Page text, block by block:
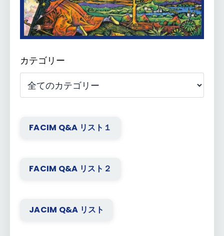
カテゴリー
FACIM Q&A リスト１
FACIM Q&A リスト２
JACIM Q&A リスト